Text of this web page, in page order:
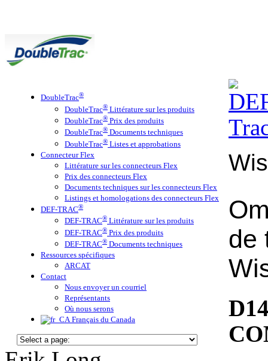
DoubleTrac®
DoubleTrac® Littérature sur les produits
DoubleTrac® Prix des produits
DoubleTrac® Documents techniques
DoubleTrac® Listes et approbations
Connecteur Flex
Littérature sur les connecteurs Flex
Prix des connecteurs Flex
Documents techniques sur les connecteurs Flex
Listings et homologations des connecteurs Flex
DEF-TRAC®
DEF-TRAC® Littérature sur les produits
DEF-TRAC® Prix des produits
DEF-TRAC® Documents techniques
Ressources spécifiques
ARCAT
Contact
Nous envoyer un courriel
Représentants
Où nous serons
Français du Canada
de